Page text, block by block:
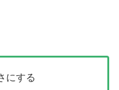
にする